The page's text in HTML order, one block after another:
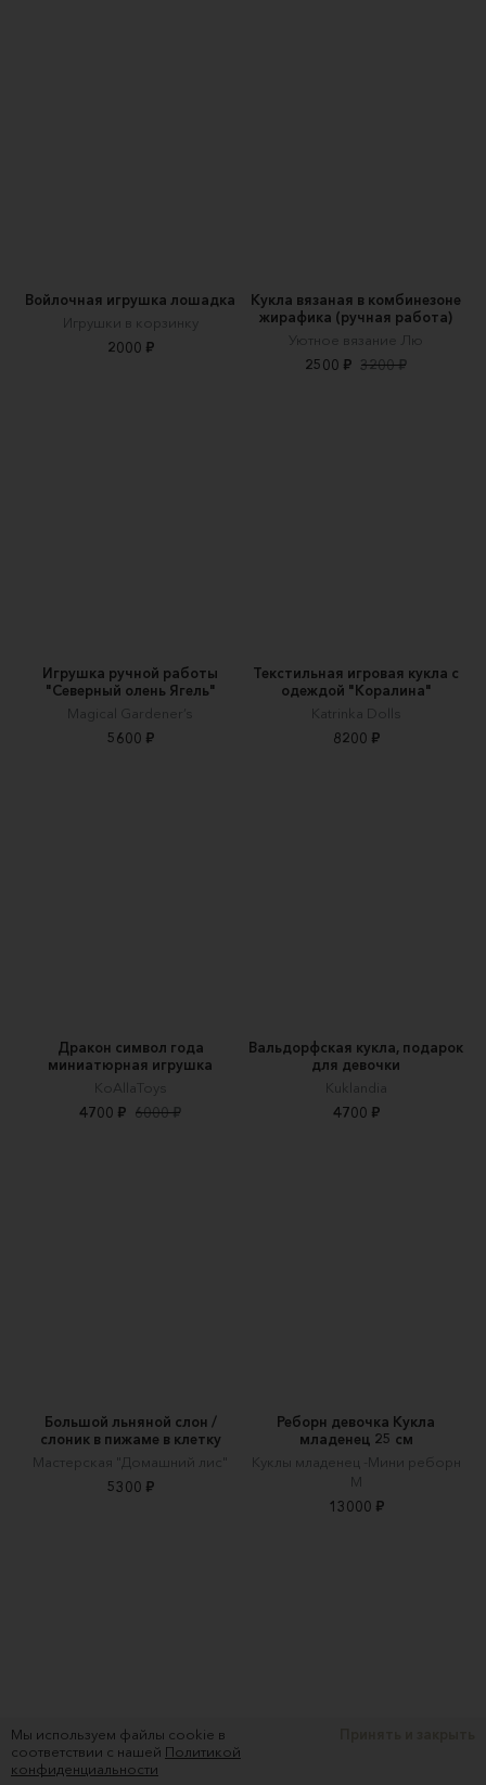
Войлочная игрушка лошадка
Игрушки в корзинку
2000 ₽
Кукла вязаная в комбинезоне
жирафика (ручная работа)
Уютное вязание Лю
2500 ₽ 3200 ₽
Игрушка ручной работы
"Северный олень Ягель"
Magical Gardener’s
5600 ₽
Текстильная игровая кукла с
одеждой "Коралина"
Katrinka Dolls
8200 ₽
Дракон символ года
миниатюрная игрушка
KoAllaToys
4700 ₽ 6000 ₽
Вальдорфская кукла, подарок
для девочки
Kuklandia
4700 ₽
Большой льняной слон /
слоник в пижаме в клетку
Мастерская "Домашний лис"
5300 ₽
Реборн девочка Кукла
младенец 25 см
Куклы младенец -Мини реборн
М
13000 ₽
Мы используем файлы cookie в
соответствии с нашей Политикой
конфиденциальности